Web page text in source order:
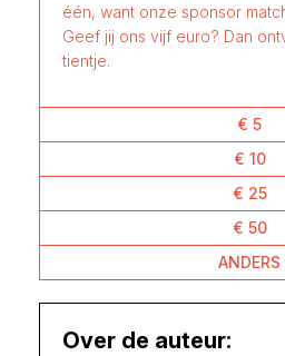
één, want onze sponsor
Geef jij ons vijf euro? Dan
tientje.
€ 5
€ 10
€ 25
€ 50
ANDERS
Over de auteur: